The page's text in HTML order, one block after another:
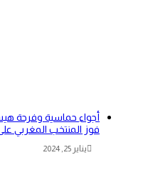
فوز المنتخب المغربي
يناير 25, 2024